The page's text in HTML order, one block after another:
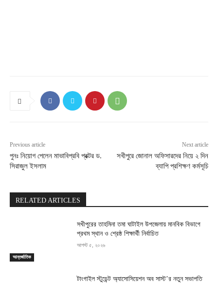
Previous article
পুনঃ নিয়োগ পেলেন মাভাবিপ্রবি প্রক্টর ড.
সিরাজুল ইসলাম
Next article
সখীপুরে জোনাল অফিসারদের নিয়ে ২ দিন
ব্যাপি প্রশিক্ষণ কর্মসূচি
RELATED ARTICLES
আন্তর্জাতিক
সখীপুরের তাহমিনা তমা ঘাটাইল উপজেলায় মানবিক বিভাগে
প্রথম স্থান ও শ্রেষ্ঠ শিক্ষার্থী নির্বাচিত
আগস্ট ৫, ২০২৬
টাংগাইল স্টুডেন্ট অ্যাসোসিয়েশন অব সাস্ট’র নতুন সভাপতি